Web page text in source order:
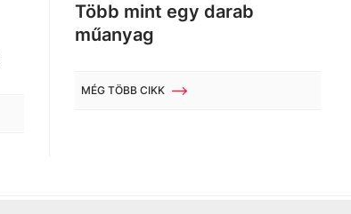
Több mint egy darab
műanyag
MÉG TÖBB CIKK